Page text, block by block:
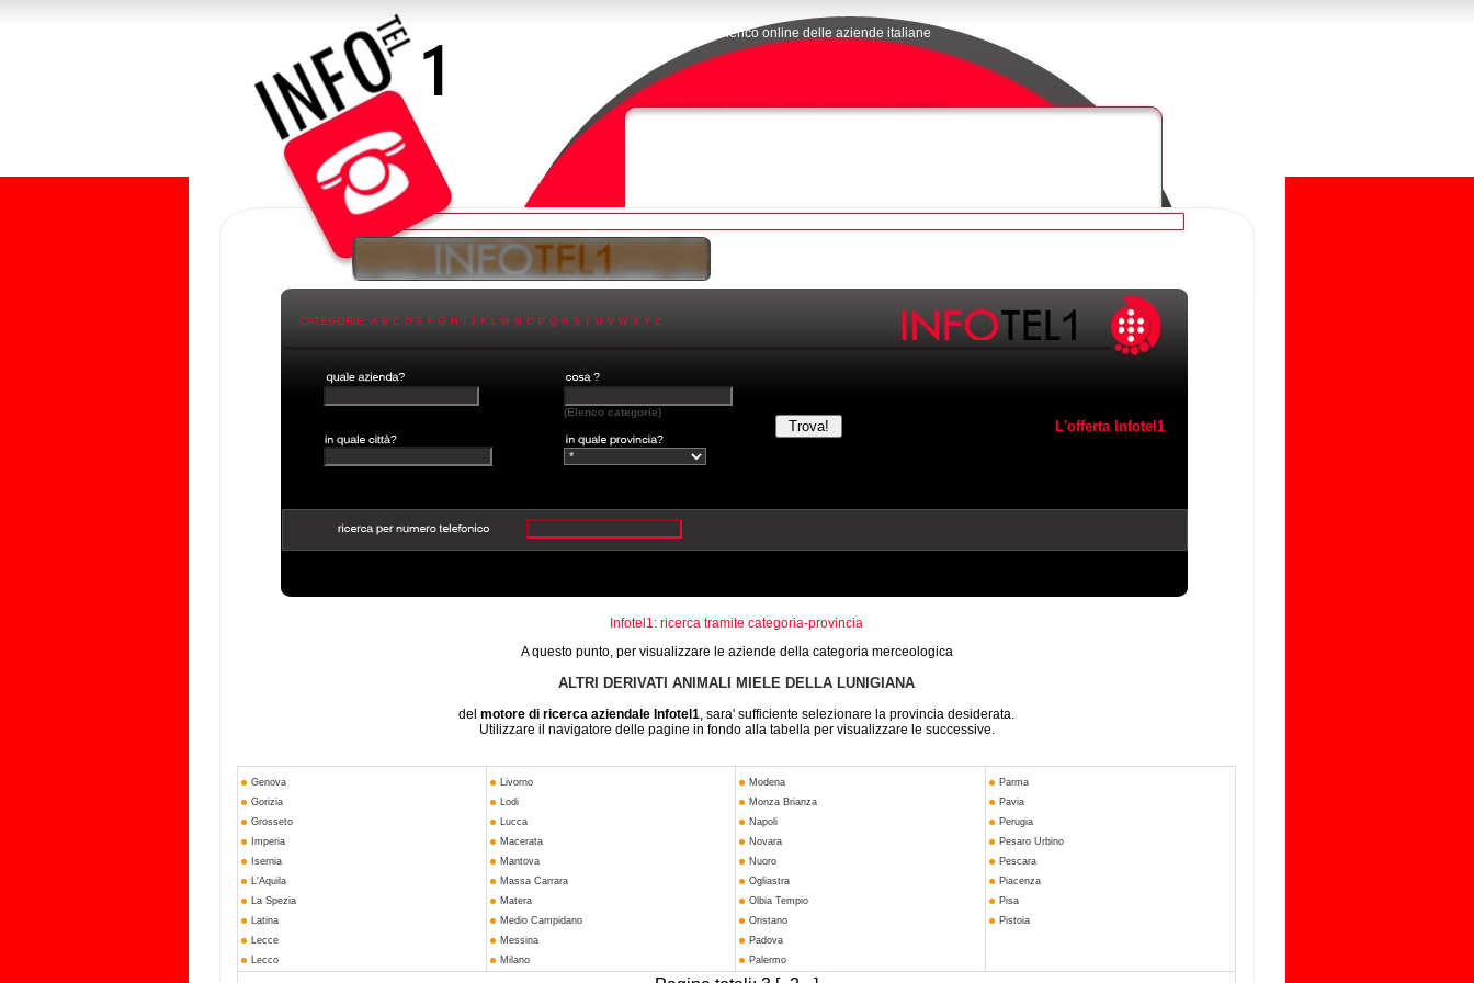
CATEGORIE: A B C D E F G H J K L M N O P Q R S T U V W X Y Z
(Elenco categorie)
L'offerta Infotel1
L'elenco online delle aziende italiane
Infotel1: ricerca tramite categoria-provincia
A questo punto, per visualizzare le aziende della categoria merceologica
ALTRI DERIVATI ANIMALI MIELE DELLA LUNIGIANA
del motore di ricerca aziendale Infotel1, sara' sufficiente selezionare la provincia desiderata.
Utilizzare il navigatore delle pagine in fondo alla tabella per visualizzare le successive.
Genova
Gorizia
Grosseto
Imperia
Isernia
L'Aquila
La Spezia
Latina
Lecce
Lecco
Livorno
Lodi
Lucca
Macerata
Mantova
Massa Carrara
Matera
Medio Campidano
Messina
Milano
Modena
Monza Brianza
Napoli
Novara
Nuoro
Ogliastra
Olbia Tempio
Oristano
Padova
Palermo
Parma
Pavia
Perugia
Pesaro Urbino
Pescara
Piacenza
Pisa
Pistoia